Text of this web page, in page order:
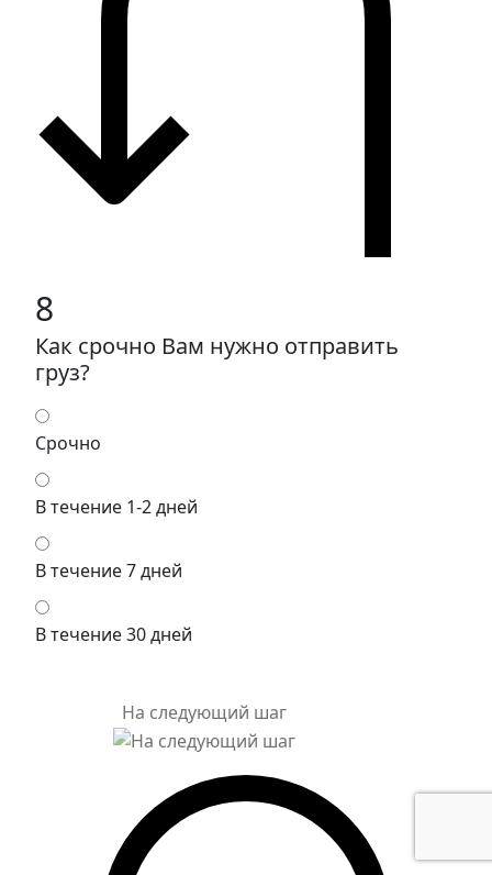
8
Как срочно Вам нужно отправить
груз?
Срочно
В течение 1-2 дней
В течение 7 дней
В течение 30 дней
На следующий шаг